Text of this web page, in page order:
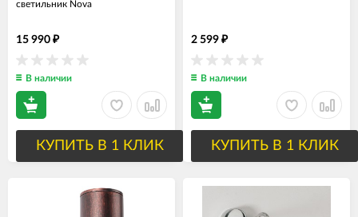
светильник Nova
15 990 ₽
В наличии
КУПИТЬ В 1 КЛИК
2 599 ₽
В наличии
КУПИТЬ В 1 КЛИК